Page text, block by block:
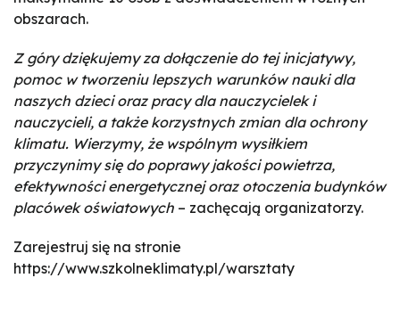
obszarach.
Z góry dziękujemy za dołączenie do tej inicjatywy,
pomoc w tworzeniu lepszych warunków nauki dla
naszych dzieci oraz pracy dla nauczycielek i
nauczycieli, a także korzystnych zmian dla ochrony
klimatu. Wierzymy, że wspólnym wysiłkiem
przyczynimy się do poprawy jakości powietrza,
efektywności energetycznej oraz otoczenia budynków
placówek oświatowych – zachęcają organizatorzy.
Zarejestruj się na stronie
https://www.szkolneklimaty.pl/warsztaty